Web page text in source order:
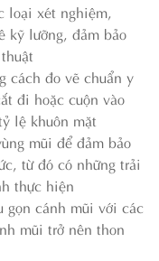
loại xét nghiệm,
kỹ lưỡng, đảm bảo
cách đo vẽ chuẩn y
đi hoặc cuộn vào
lệ khuôn mặt
mũi để đảm bảo
từ đó có những trải
thực hiện
gọn cánh mũi với các
mũi trở nên thon